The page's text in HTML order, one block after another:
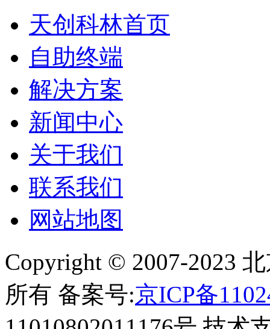
天创科林首页
自助终端
解决方案
新闻中心
关于我们
联系我们
网站地图
Copyright © 2007-2023
所有 备案号:京ICP备